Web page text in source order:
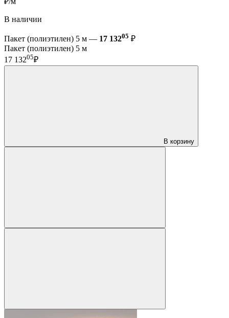
В наличии
Пакет (полиэтилен) 5 м — 17 13205 ₽
Пакет (полиэтилен) 5 м
17 13205₽
В корзину